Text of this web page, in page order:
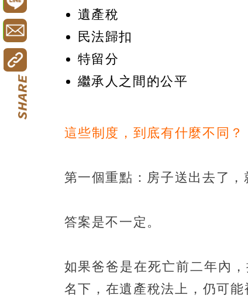
遺產稅
民法歸扣
特留分
繼承人之間的公平
這些制度，到底有什麼不同？
第一個重點：房子送出去了，
答案是不一定。
如果爸爸是在死亡前二年內
名下，在遺產稅法上，仍可